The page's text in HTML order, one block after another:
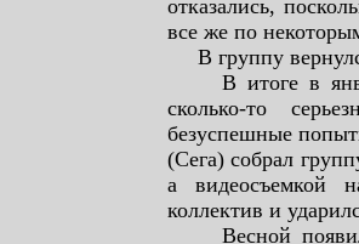
отказались,
все же по
В группу
В итоге в
сколько-то
безуспешные
(Сега) собрал
а видеосъемкой
коллектив и
Весной